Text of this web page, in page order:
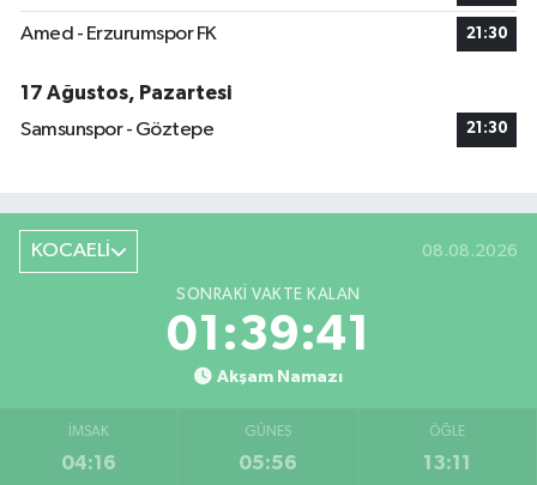
Amed - Erzurumspor FK 21:30
17 Ağustos, Pazartesi
Samsunspor - Göztepe
21:30
KOCAELİ 08.08.2026
SONRAKI VAKTE KALAN
01:39:41
Akşam Namazı
İMSAK
04:16
GÜNEŞ
05:56
ÖĞLE
13:11